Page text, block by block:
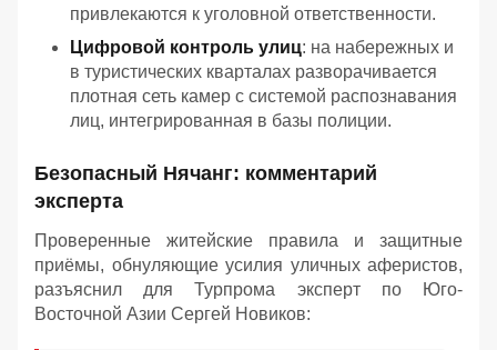
привлекаются к уголовной ответственности.
Цифровой контроль улиц: на набережных и
в туристических кварталах разворачивается
плотная сеть камер с системой распознавания
лиц, интегрированная в базы полиции.
Безопасный Нячанг: комментарий
эксперта
Проверенные житейские правила и защитные
приёмы, обнуляющие усилия уличных аферистов,
разъяснил для Турпрома эксперт по Юго-
Восточной Азии Сергей Новиков: